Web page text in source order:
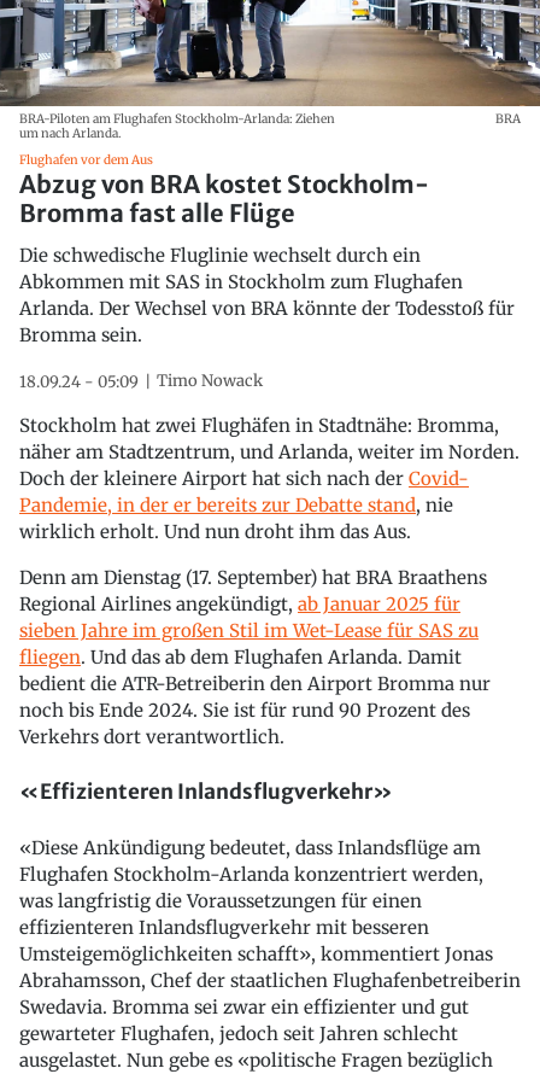
BRA-Piloten am Flughafen Stockholm-Arlanda: Ziehen
um nach Arlanda.
BRA
Flughafen vor dem Aus
Abzug von BRA kostet Stockholm-
Bromma fast alle Flüge
Die schwedische Fluglinie wechselt durch ein
Abkommen mit SAS in Stockholm zum Flughafen
Arlanda. Der Wechsel von BRA könnte der Todesstoß für
Bromma sein.
18.09.24 - 05:09 Timo Nowack
Stockholm hat zwei Flughäfen in Stadtnähe: Bromma,
näher am Stadtzentrum, und Arlanda, weiter im Norden.
Doch der kleinere Airport hat sich nach der Covid-
Pandemie, in der er bereits zur Debatte stand, nie
wirklich erholt. Und nun droht ihm das Aus.
Denn am Dienstag (17. September) hat BRA Braathens
Regional Airlines angekündigt, ab Januar 2025 für
sieben Jahre im großen Stil im Wet-Lease für SAS zu
fliegen. Und das ab dem Flughafen Arlanda. Damit
bedient die ATR-Betreiberin den Airport Bromma nur
noch bis Ende 2024. Sie ist für rund 90 Prozent des
Verkehrs dort verantwortlich.
«Effizienteren Inlandsflugverkehr»
«Diese Ankündigung bedeutet, dass Inlandsflüge am
Flughafen Stockholm-Arlanda konzentriert werden,
was langfristig die Voraussetzungen für einen
effizienteren Inlandsflugverkehr mit besseren
Umsteigemöglichkeiten schafft», kommentiert Jonas
Abrahamsson, Chef der staatlichen Flughafenbetreiberin
Swedavia. Bromma sei zwar ein effizienter und gut
gewarteter Flughafen, jedoch seit Jahren schlecht
ausgelastet. Nun gebe es «politische Fragen bezüglich